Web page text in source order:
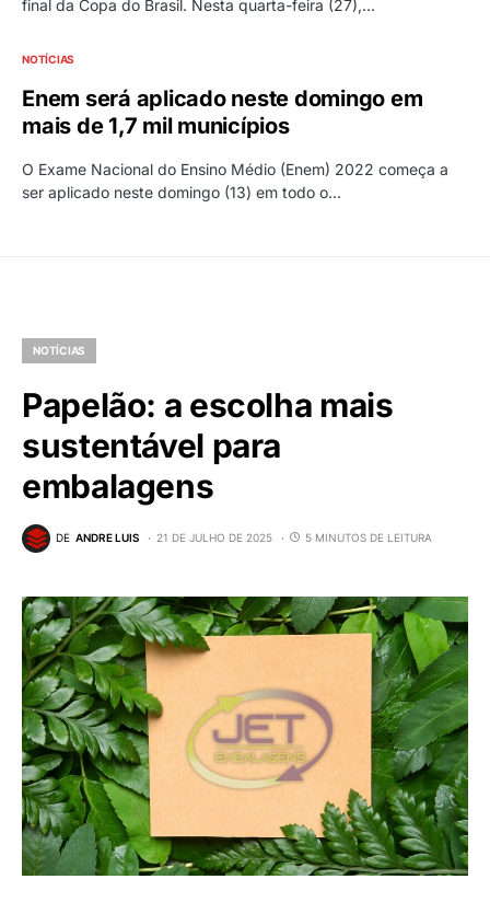
final da Copa do Brasil. Nesta quarta-feira (27),…
NOTÍCIAS
Enem será aplicado neste domingo em
mais de 1,7 mil municípios
O Exame Nacional do Ensino Médio (Enem) 2022 começa a
ser aplicado neste domingo (13) em todo o…
NOTÍCIAS
Papelão: a escolha mais
sustentável para
embalagens
DE ANDRE LUIS 21 DE JULHO DE 2025 5 MINUTOS DE LEITURA